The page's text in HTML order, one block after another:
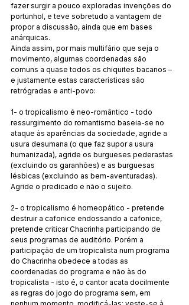
fazer surgir a pouco exploradas invenções do
portunhol, e teve sobretudo a vantagem de
propor a discussão, ainda que em bases
anárquicas.
Ainda assim, por mais multifário que seja o
movimento, algumas coordenadas são
comuns a quase todos os chiquites bacanos –
e justamente estas características são
retrógradas e anti-povo:
1- o tropicalismo é neo-romântico - todo
ressurgimento do romantismo baseia-se no
ataque às aparências da sociedade, agride a
usura desumana (o que faz supor a usura
humanizada), agride os burgueses pederastas
(excluindo os garanhões) e as burguesas
lésbicas (excluindo as bem-aventuradas).
Agride o predicado e não o sujeito.
2- o tropicalismo é homeopático - pretende
destruir a cafonice endossando a cafonice,
pretende criticar Chacrinha participando de
seus programas de auditório. Porém a
participação de um tropicalista num programa
do Chacrinha obedece a todas as
coordenadas do programa e não às do
tropicalista - isto é, o cantor acata docilmente
as regras do jogo do programa sem, em